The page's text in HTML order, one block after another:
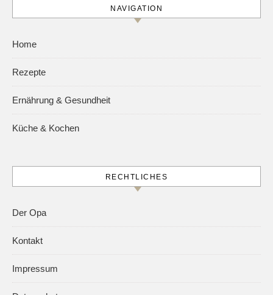
NAVIGATION
Home
Rezepte
Ernährung & Gesundheit
Küche & Kochen
RECHTLICHES
Der Opa
Kontakt
Impressum